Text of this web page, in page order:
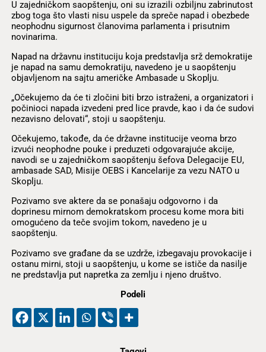
U zajedničkom saopštenju, oni su izrazili ozbiljnu zabrinutost
zbog toga što vlasti nisu uspele da spreče napad i obezbede
neophodnu sigurnost članovima parlamenta i prisutnim
novinarima.
Napad na državnu instituciju koja predstavlja srž demokratije
je napad na samu demokratiju, navedeno je u saopštenju
objavljenom na sajtu američke Ambasade u Skoplju.
„Očekujemo da će ti zločini biti brzo istraženi, a organizatori i
počinioci napada izvedeni pred lice pravde, kao i da će sudovi
nezavisno delovati“, stoji u saopštenju.
Očekujemo, takođe, da će državne institucije veoma brzo
izvući neophodne pouke i preduzeti odgovarajuće akcije,
navodi se u zajedničkom saopštenju šefova Delegacije EU,
ambasade SAD, Misije OEBS i Kancelarije za vezu NATO u
Skoplju.
Pozivamo sve aktere da se ponašaju odgovorno i da
doprinesu mirnom demokratskom procesu kome mora biti
omogućeno da teče svojim tokom, navedeno je u
saopštenju.
Pozivamo sve građane da se uzdrže, izbegavaju provokacije i
ostanu mirni, stoji u saopštenju, u kome se ističe da nasilje
ne predstavlja put napretka za zemlju i njeno društvo.
Podeli